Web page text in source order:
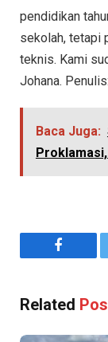
pendidikan
sekolah, tetapi
teknis. Kami
Johana.
Baca Juga:
Related